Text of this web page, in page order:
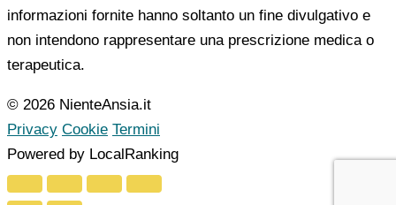
informazioni fornite hanno soltanto un fine divulgativo e
non intendono rappresentare una prescrizione medica o
terapeutica.
© 2026 NienteAnsia.it
Privacy Cookie Termini
Powered by LocalRanking